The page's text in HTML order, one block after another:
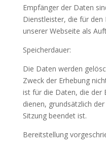
Empfänger der Daten
Dienstleister, die für
unserer Webseite als
Speicherdauer:
Die Daten werden
Zweck der Erhebung
ist für die Daten, die der
dienen, grundsätzlich
Sitzung beendet ist.
Bereitstellung